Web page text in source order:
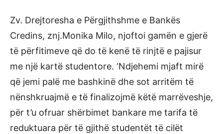
Zv. Drejtoresha e Përgjithshme e Bankës
Credins, znj.Monika Milo, njoftoi gamën e gjerë
të përfitimeve që do të kenë të rinjtë e pajisur
me një kartë studentore. ‘Ndjehemi mjaft mirë
që jemi palë me bashkinë dhe sot arritëm të
nënshkruajmë e të finalizojmë këtë marrëveshje,
për t’u ofruar shërbimet bankare me tarifa të
reduktuara për të gjithë studentët të cilët